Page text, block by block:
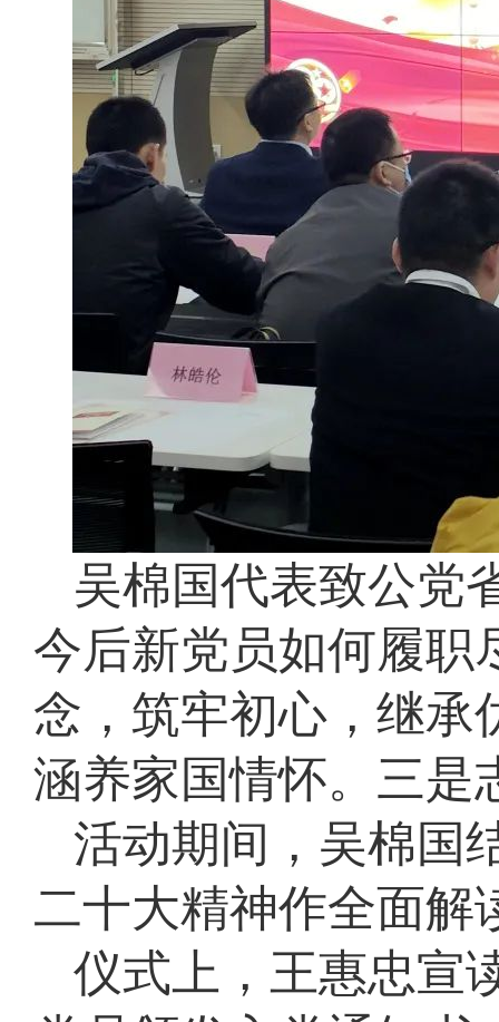
吴棉国代表致公党
今后新党员如何履职
念，筑牢初心，继承
涵养家国情怀。三是
活动期间，吴棉国
二十大精神作全面解
仪式上，王惠忠宣